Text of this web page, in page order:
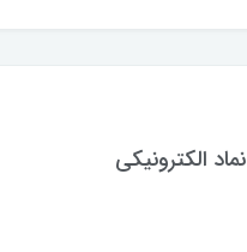
نماد الکترونیکی